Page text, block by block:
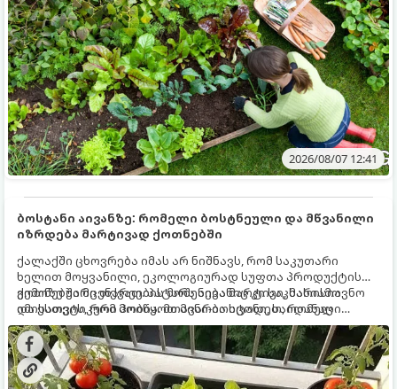
2026/08/07 12:41
ბოსტანი აივანზე: რომელი ბოსტნეული და მწვანილი
იზრდება მარტივად ქოთნებში
ქალაქში ცხოვრება იმას არ ნიშნავს, რომ საკუთარი
ხელით მოყვანილი, ეკოლოგიურად სუფთა პროდუქტის
გემოზე უარი თქვათ. პატარა აივანიც კი საკმარისია
იმისათვის, რომ მოიწყოთ მინი-ბოსტანი, საიდანაც
ყოველდღიურად ახალ, არომატულ მწვანილსა და
ბოსტნეულს მოკრეფთ.
ქოთნებში მცენარეების მოშენება მარტივი, სასიამოვნო
და ესთეტიკური ჰობია. მთავარია იცოდეთ, რომელი
კულტურები ეგუებიან ქოთნის პირობებს ყველაზე კარგად
და როგორ მოუაროთ მათ სწორად.